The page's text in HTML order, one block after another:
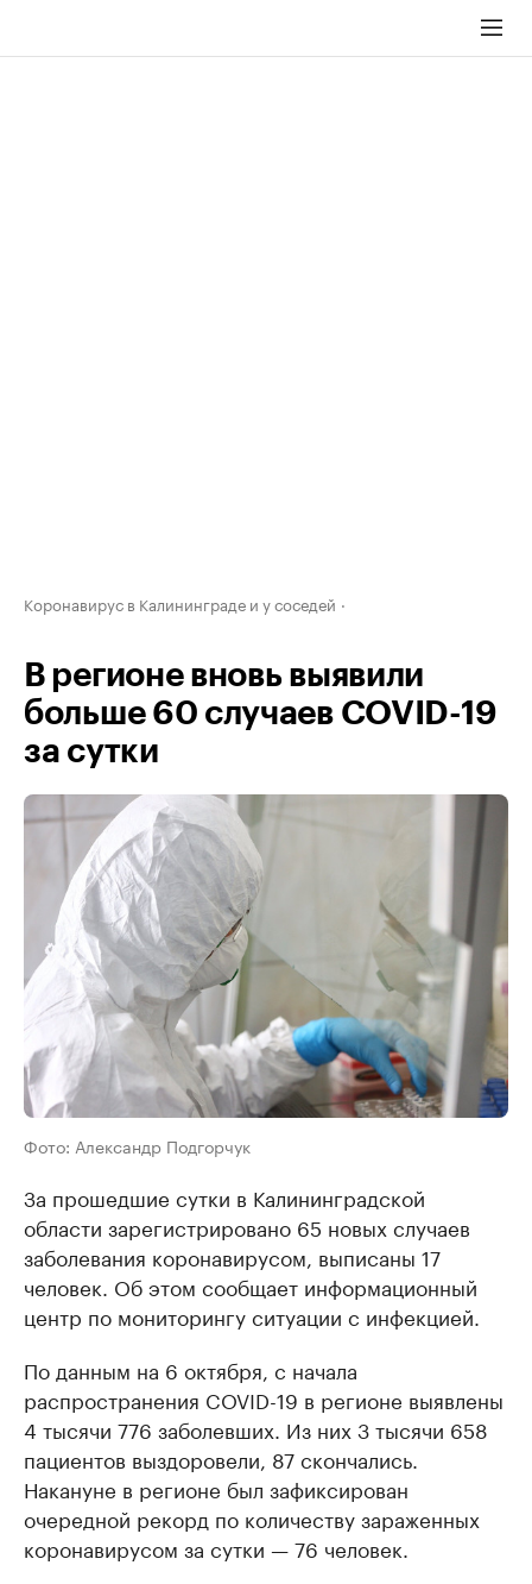
Коронавирус в Калининграде и у соседей
В регионе вновь выявили
больше 60 случаев COVID-19
за сутки
Фото: Александр Подгорчук
За прошедшие сутки в Калининградской
области зарегистрировано 65 новых случаев
заболевания коронавирусом, выписаны 17
человек. Об этом сообщает информационный
центр по мониторингу ситуации с инфекцией.
По данным на 6 октября, с начала
распространения COVID-19 в регионе выявлены
4 тысячи 776 заболевших. Из них 3 тысячи 658
пациентов выздоровели, 87 скончались.
Накануне в регионе был зафиксирован
очередной рекорд по количеству зараженных
коронавирусом за сутки — 76 человек.